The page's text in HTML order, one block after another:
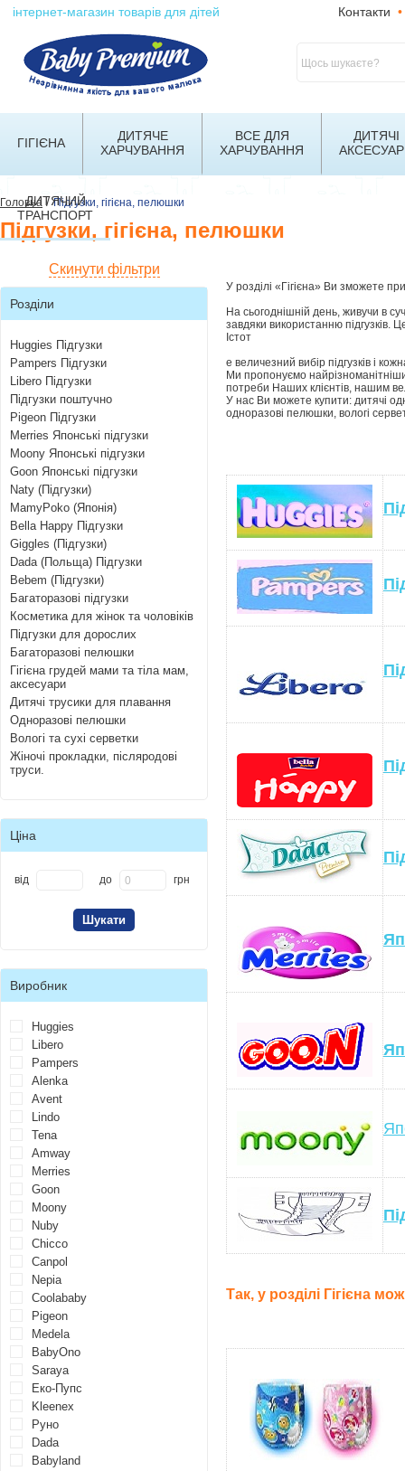
інтернет-магазин товарів для дітей Контакти •
ГІГІЄНА
ДИТЯЧЕ
ХАРЧУВАННЯ
ВСЕ ДЛЯ
ХАРЧУВАННЯ
ДИТЯЧІ
ДИТЯЧИЙ
ТРАНСПОРТ
Головна/Підгузки, гігієна, пелюшки
Підгузки, гігієна, пелюшки
Скинути фільтри
Розділи
Huggies Підгузки
Pampers Підгузки
Libero Підгузки
Підгузки поштучно
Pigeon Підгузки
Merries Японські підгузки
Moony Японські підгузки
Goon Японські підгузки
Naty (Підгузки)
MamyPoko (Японія)
Bella Happy Підгузки
Giggles (Підгузки)
Dada (Польща) Підгузки
Bebem (Підгузки)
Багаторазові підгузки
Косметика для жінок та чоловіків
Підгузки для дорослих
Багаторазові пелюшки
Гігієна грудей мами та тіла мам,
аксесуари
Дитячі трусики для плавання
Одноразові пелюшки
Вологі та сухі серветки
Жіночі прокладки, післяродові
труси.
Ціна
від до грн
Виробник
Huggies
Libero
Pampers
Alenka
Avent
Lindo
Tena
Amway
Merries
Goon
Moony
Nuby
Chicco
Canpol
Nepia
Coolababy
Pigeon
Medela
BabyOno
Saraya
Еко-Пупс
Kleenex
Руно
Dada
Babyland
У розділі «Гігієна» Ви зможете
На сьогоднішній день, живучи в
завдяки використанню підгузків.
Істот
е величезний вибір підгузків і
Ми пропонуємо
потреби Наших клієнтів, нашим
У нас Ви можете купити: дитячі
одноразові пелюшки, вологі
Так, у розділі Гігієна